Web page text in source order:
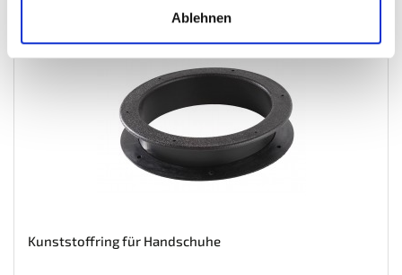
Ablehnen
Kunststoffring für Handschuhe